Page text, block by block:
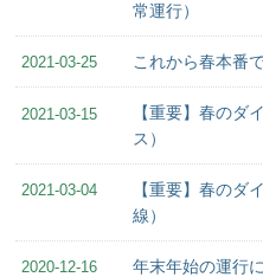
常運行）
2021-03-25 これから春本番
2021-03-15
【重要】春のダ
ス）
2021-03-04
【重要】春のダ
線）
2020-12-16 年末年始の運行